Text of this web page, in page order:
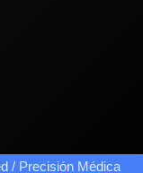
/ Precisión Médica